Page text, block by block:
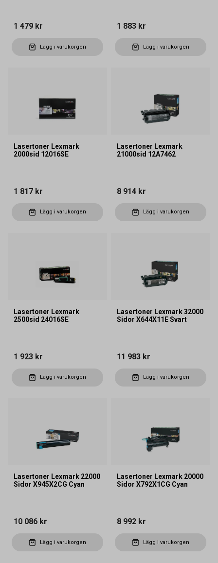
1 479 kr
Lägg i varukorgen
1 883 kr
Lägg i varukorgen
Lasertoner Lexmark
2000sid 12016SE
1 817 kr
Lägg i varukorgen
Lasertoner Lexmark
21000sid 12A7462
8 914 kr
Lägg i varukorgen
Lasertoner Lexmark
2500sid 24016SE
1 923 kr
Lägg i varukorgen
Lasertoner Lexmark 32000
Sidor X644X11E Svart
11 983 kr
Lägg i varukorgen
Lasertoner Lexmark 22000
Sidor X945X2CG Cyan
10 086 kr
Lägg i varukorgen
Lasertoner Lexmark 20000
Sidor X792X1CG Cyan
8 992 kr
Lägg i varukorgen